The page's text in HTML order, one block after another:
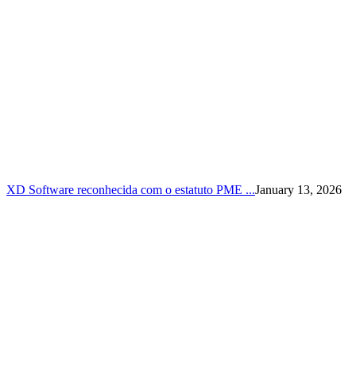
XD Software reconhecida com o estatuto PME ...January 13, 2026